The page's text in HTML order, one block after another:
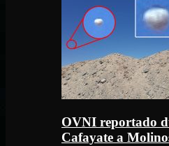
OVNI reportado
Cafayate a